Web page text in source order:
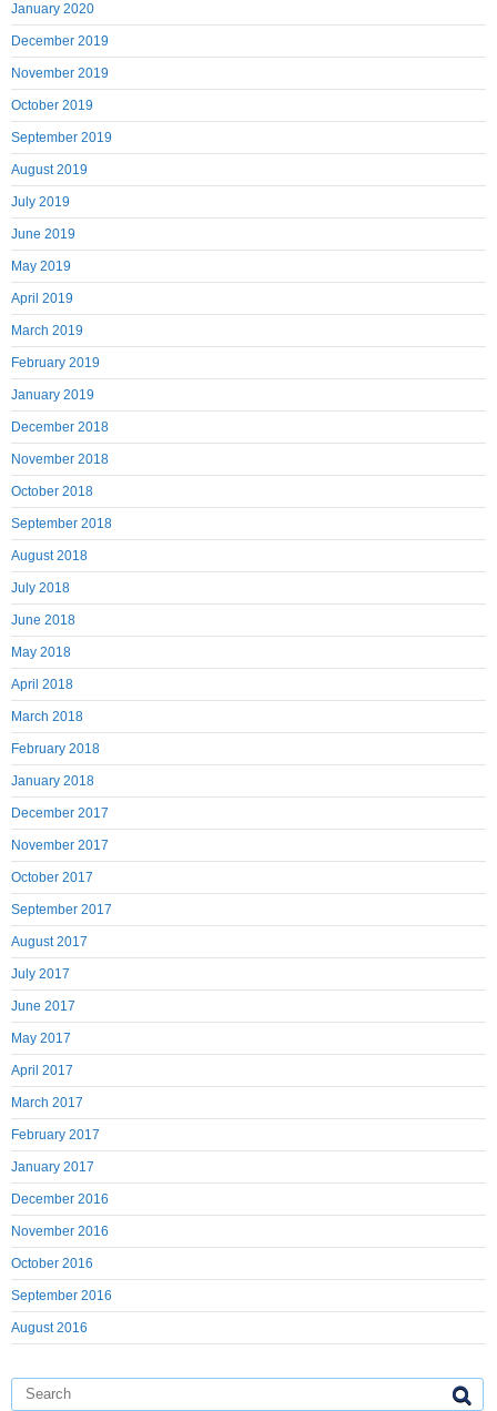
January 2020
December 2019
November 2019
October 2019
September 2019
August 2019
July 2019
June 2019
May 2019
April 2019
March 2019
February 2019
January 2019
December 2018
November 2018
October 2018
September 2018
August 2018
July 2018
June 2018
May 2018
April 2018
March 2018
February 2018
January 2018
December 2017
November 2017
October 2017
September 2017
August 2017
July 2017
June 2017
May 2017
April 2017
March 2017
February 2017
January 2017
December 2016
November 2016
October 2016
September 2016
August 2016